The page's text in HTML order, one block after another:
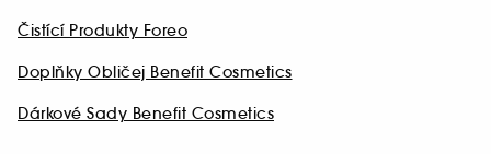
Čistící Produkty Foreo
Doplňky Obličej Benefit Cosmetics
Dárkové Sady Benefit Cosmetics